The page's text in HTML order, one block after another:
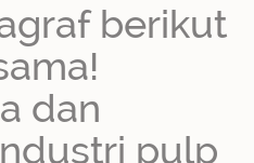
berikut
dan
pulp